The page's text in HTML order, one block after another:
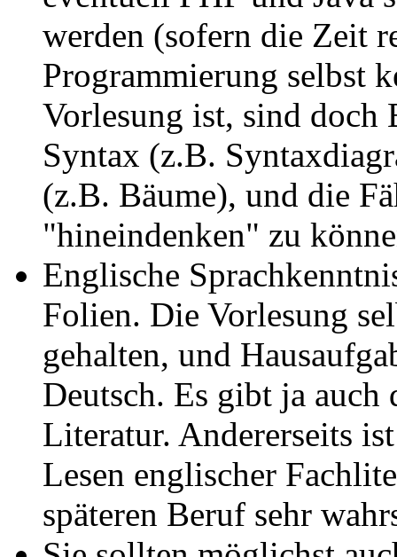
werden (sofern die Zeit
Programmierung selbst
Vorlesung ist, sind doch
Syntax (z.B.
(z.B. Bäume), und die
"hineindenken" zu
Englische
Folien. Die Vorlesung
gehalten, und
Deutsch. Es gibt ja auch
Literatur. Andererseits
Lesen englischer
späteren Beruf sehr